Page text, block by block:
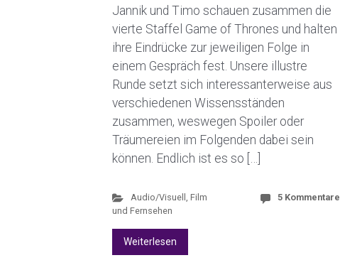
Jannik und Timo schauen zusammen die
vierte Staffel Game of Thrones und halten
ihre Eindrücke zur jeweiligen Folge in
einem Gespräch fest. Unsere illustre
Runde setzt sich interessanterweise aus
verschiedenen Wissensständen
zusammen, weswegen Spoiler oder
Träumereien im Folgenden dabei sein
können. Endlich ist es so […]
Audio/Visuell , Film
und Fernsehen
5 Kommentare
Weiterlesen